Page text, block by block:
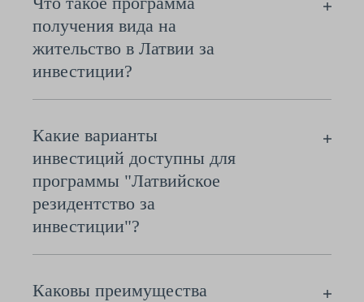
получения вида на
жительство в Латвии за
инвестиции?
Какие варианты
инвестиций доступны для
программы "Латвийское
резидентство за
инвестиции"?
Каковы преимущества